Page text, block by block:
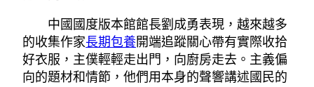
中國國度版本館館長劉成勇表現，越來越多
的收集作家長期包養開端追蹤關心帶有實際收拾
好衣服，主僕輕輕走出門，向廚房走去。主義偏
向的題材和情節，他們用本身的聲響講述國民的